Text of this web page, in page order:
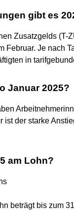
gibt es
Zusatzgelds
Februar. Je nach
in
Januar 2025?
ist der starke
am Lohn?
beträgt bis zum